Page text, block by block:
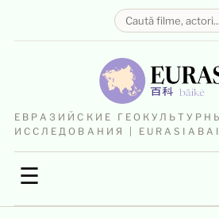
ЕВРАЗИЙСКИЕ
ИССЛЕДОВАНИЯ |
☰